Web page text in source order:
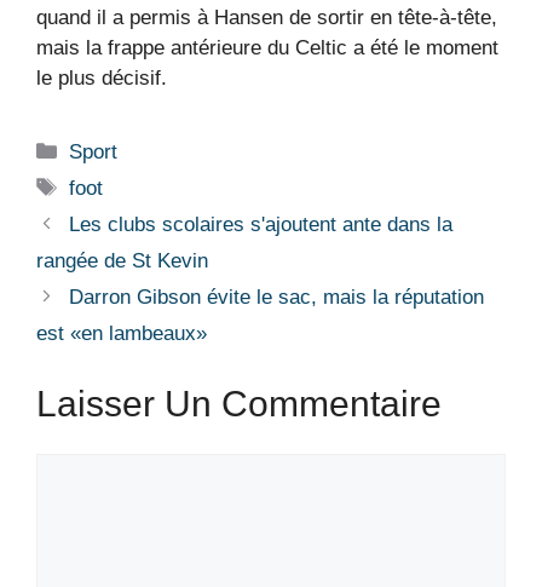
quand il a permis à Hansen de sortir en tête-à-tête,
mais la frappe antérieure du Celtic a été le moment
le plus décisif.
Catégories
Sport
Étiquettes
foot
Les clubs scolaires s'ajoutent ante dans la
rangée de St Kevin
Darron Gibson évite le sac, mais la réputation
est «en lambeaux»
Laisser Un Commentaire